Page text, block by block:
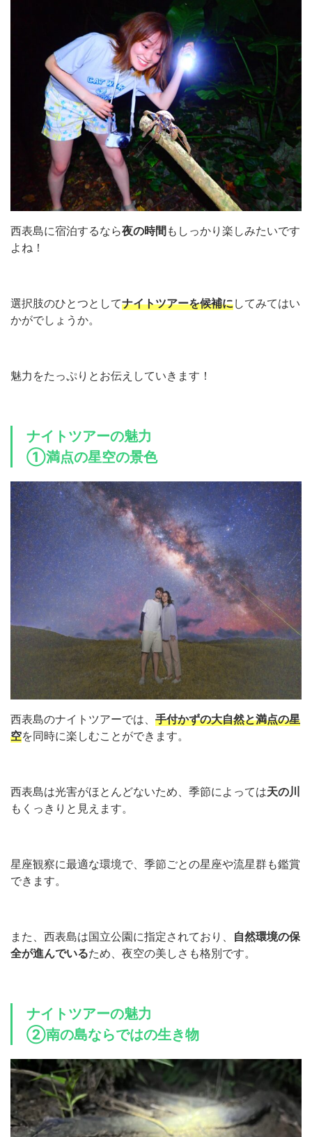
西表島に宿泊するなら夜の時間もしっかり楽しみたいです
よね！
選択肢のひとつとしてナイトツアーを候補にしてみてはい
かがでしょうか。
魅力をたっぷりとお伝えしていきます！
ナイトツアーの魅力
①満点の星空の景色
西表島のナイトツアーでは、 手付かずの大自然と満点の星
空を同時に楽しむことができます。
西表島は光害がほとんどないため、季節によっては天の川
もくっきりと見えます。
星座観察に最適な環境で、季節ごとの星座や流星群も鑑賞
できます。
また、西表島は国立公園に指定されており、 自然環境の保
全が進んでいるため、夜空の美しさも格別です。
ナイトツアーの魅力
②南の島ならではの生き物